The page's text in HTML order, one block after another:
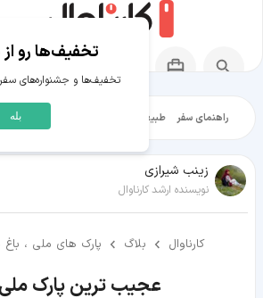
راهنمای سفر طبیعت‌گردی شهرگردی
زينب شيرازی
نویسنده ارشد کارناوال
کارناوال بلاگ پارک های ملی ،
تخفیف‌ها رو
تخفیف‌ها و جشنواره‌های
بله